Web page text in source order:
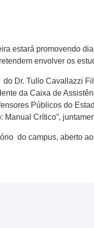
estará promovendo
envolver os
Dr. Tullo Cavallazzi
da Caixa de
Públicos do
Crítico”,
do campus, aberto